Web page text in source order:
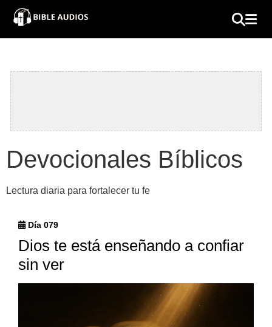
×
Download
L.O.A
Ebook
Devocionales Bíblicos
Lectura diaria para fortalecer tu fe
Día 079
Dios te está enseñando a confiar
sin ver